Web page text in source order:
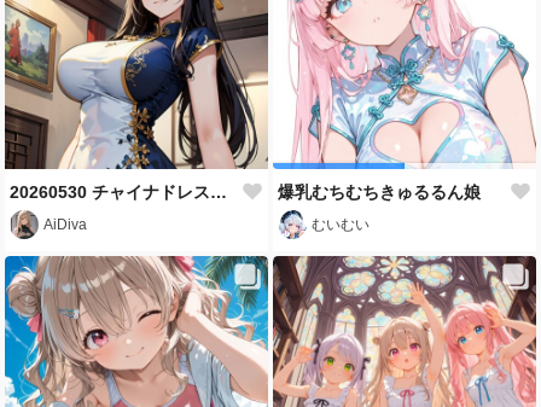
20260530 チャイナドレス美女
AiDiva
爆乳むちむちきゅるるん娘
むいむい